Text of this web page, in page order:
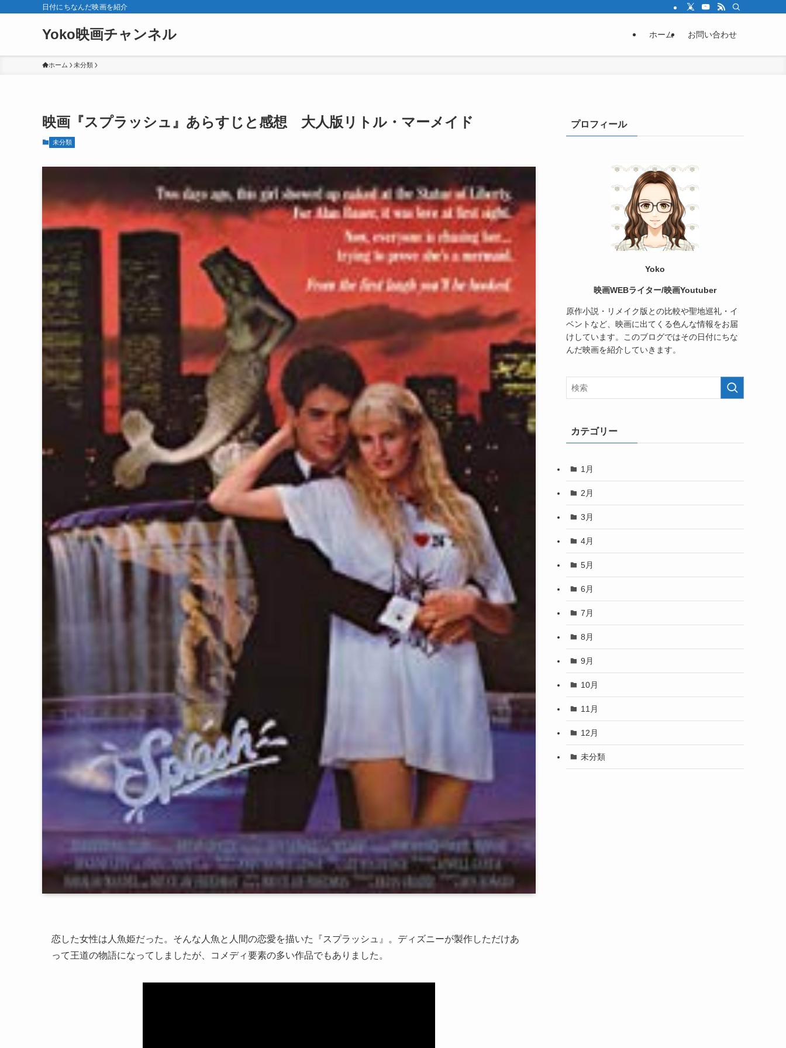
日付にちなんだ映画を紹介
Yoko映画チャンネル ホーム お問い合わせ
ホーム 未分類
映画『スプラッシュ』あらすじと感想 大人版リトル・マーメイド
未分類
恋した女性は人魚姫だった。そんな人魚と人間の恋愛を描いた『スプラッシュ』。ディズニーが製作しただけあ
って王道の物語になってしましたが、コメディ要素の多い作品でもありました。
プロフィール
Yoko
映画WEBライター/映画Youtuber
原作小説・リメイク版との比較や聖地巡礼・イ
ベントなど、映画に出てくる色んな情報をお届
けしています。このブログではその日付にちな
んだ映画を紹介していきます。
カテゴリー
1月
2月
3月
4月
5月
6月
7月
8月
9月
10月
11月
12月
未分類